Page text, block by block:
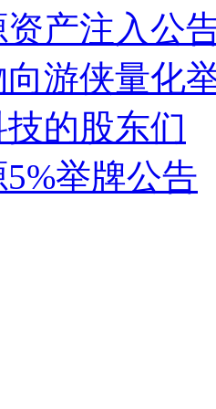
产注入公
游侠量化
的股东们
举牌公告